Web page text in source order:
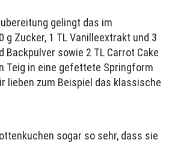
gelingt das im
Zucker, 1 TL Vanilleextrakt und 3
Backpulver sowie 2 TL Carrot Cake
Teig in eine gefettete Springform
lieben zum Beispiel das klassische
sogar so sehr, dass sie